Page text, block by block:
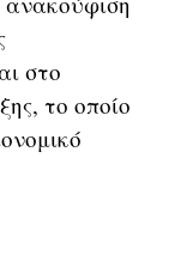
στο
το οποίο